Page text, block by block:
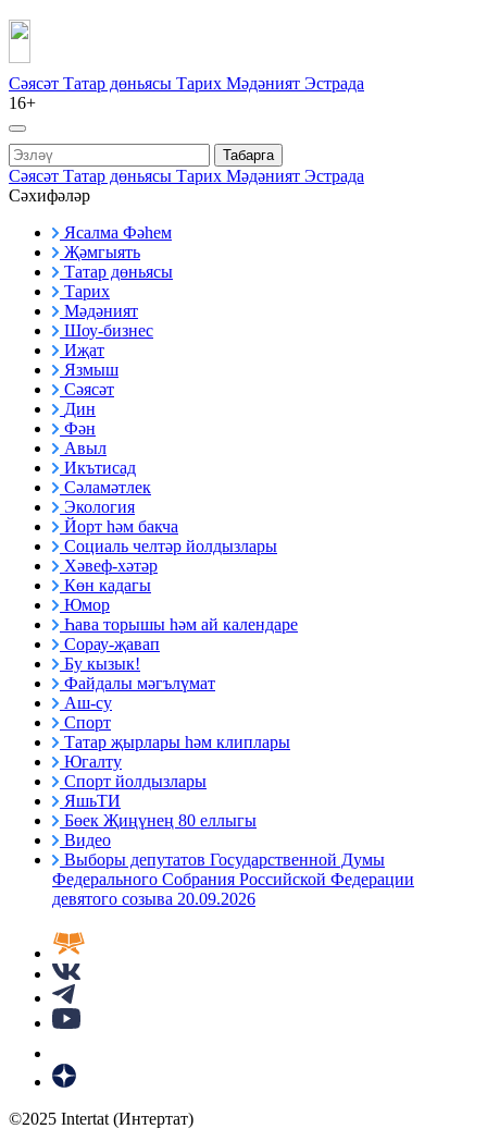
Сәясәт Татар дөньясы Тарих Мәдәният Эстрада
16+
Табарга
Сәясәт Татар дөньясы Тарих Мәдәният Эстрада
Сәхифәләр
Ясалма Фәһем
Җәмгыять
Татар дөньясы
Тарих
Мәдәният
Шоу-бизнес
Иҗат
Язмыш
Сәясәт
Дин
Фән
Авыл
Икътисад
Сәламәтлек
Экология
Йорт һәм бакча
Социаль челтәр йолдызлары
Хәвеф-хәтәр
Көн кадагы
Юмор
Һава торышы һәм ай календаре
Сорау-җавап
Бу кызык!
Файдалы мәгълүмат
Аш-су
Спорт
Татар җырлары һәм клиплары
Югалту
Спорт йолдызлары
ЯшьТИ
Бөек Җиңүнең 80 еллыгы
Видео
Выборы депутатов Государственной Думы
Федерального Собрания Российской Федерации
девятого созыва 20.09.2026
©2025 Intertat (Интертат)